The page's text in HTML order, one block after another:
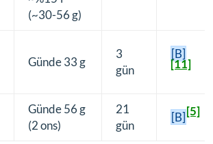
(~30-56 g)
Günde 33 g
3
gün
[B]
[11]
Günde 56 g
(2 ons)
21
gün
[B][5]